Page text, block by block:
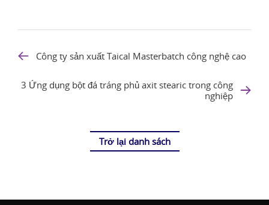
Công ty sản xuất Taical Masterbatch công nghệ cao
3 Ứng dụng bột đá tráng phủ axit stearic trong công
nghiệp
Trở lại danh sách